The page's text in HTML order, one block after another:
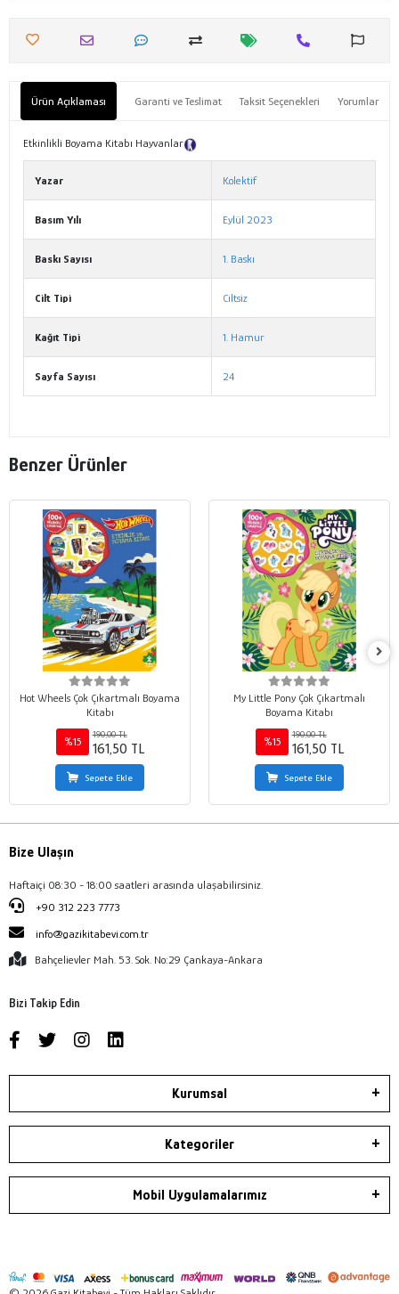
Ürün Açıklaması Garanti ve Teslimat Taksit Seçenekleri Yorumlar
Etkinlikli Boyama Kitabı Hayvanlar
Yazar Kolektif
Basım Yılı Eylül 2023
Baskı Sayısı 1. Baskı
Cilt Tipi Ciltsiz
Kağıt Tipi 1. Hamur
Sayfa Sayısı 24
Benzer Ürünler
Hot Wheels Çok Çıkartmalı Boyama
Kitabı
%15
190,00 TL
161,50 TL
Sepete Ekle
My Little Pony Çok Çıkartmalı
Boyama Kitabı
%15
190,00 TL
161,50 TL
Sepete Ekle
Bize Ulaşın
Haftaiçi 08:30 - 18:00 saatleri arasında ulaşabilirsiniz.
+90 312 223 7773
info@gazikitabevi.com.tr
Bahçelievler Mah. 53. Sok. No:29 Çankaya-Ankara
Bizi Takip Edin
Kurumsal
Kategoriler
Mobil Uygulamalarımız